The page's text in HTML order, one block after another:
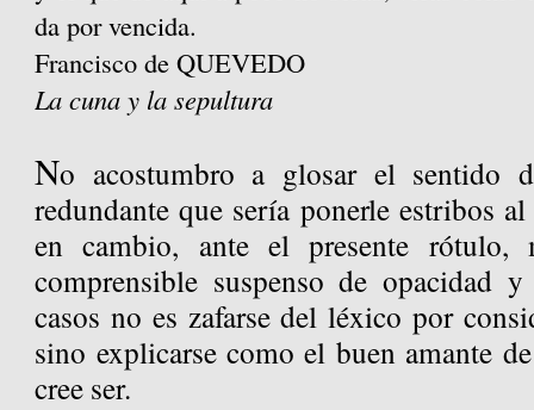
da por vencida.
Francisco de QUEVEDO
La cuna y la sepultura
No acostumbro a glosar el sentido
redundante que sería ponerle estribos
en cambio, ante el presente rótulo,
comprensible suspenso de opacidad
casos no es zafarse del léxico por
sino explicarse como el buen amante
cree ser.